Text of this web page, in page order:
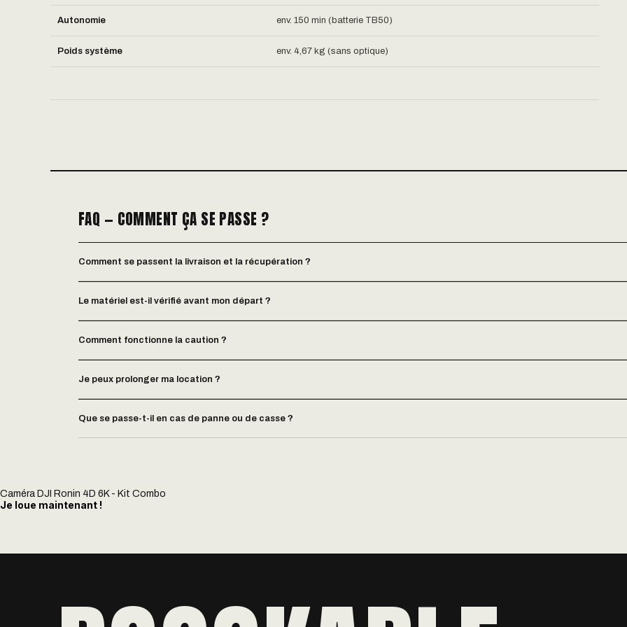
Autonomie env. 150 min (batterie TB50)
Poids système env. 4,67 kg (sans optique)
FAQ — COMMENT ÇA SE PASSE ?
Comment se passent la livraison et la récupération ?
Le matériel est-il vérifié avant mon départ ?
Comment fonctionne la caution ?
Je peux prolonger ma location ?
Que se passe-t-il en cas de panne ou de casse ?
Caméra DJI Ronin 4D 6K - Kit Combo
Je loue maintenant !